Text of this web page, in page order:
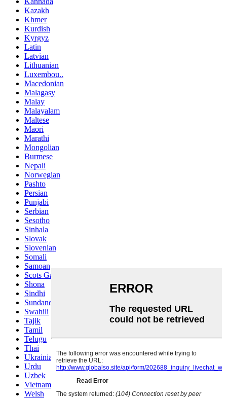
Kazakh
Khmer
Kurdish
Kyrgyz
Latin
Latvian
Lithuanian
Luxembou..
Macedonian
Malagasy
Malay
Malayalam
Maltese
Maori
Marathi
Mongolian
Burmese
Nepali
Norwegian
Pashto
Persian
Punjabi
Serbian
Sesotho
Sinhala
Slovak
Slovenian
Somali
Samoan
Scots Gaelic
Shona
Sindhi
Sundanese
Swahili
Tajik
Tamil
Telugu
Thai
Ukrainian
Urdu
Uzbek
Vietnamese
Welsh